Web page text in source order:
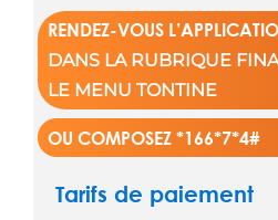
RENDEZ-VOUS
DANS LA RUBRIQUE
LE MENUTONTINE
OU COMPOSEZ *166*7*4#
Tarifs de paiement